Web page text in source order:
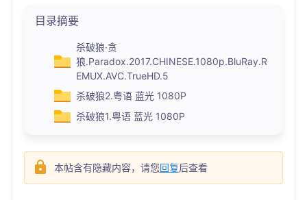
目录摘要
杀破狼·贪
狼.Paradox.2017.CHINESE.1080p.BluRay.R
EMUX.AVC.TrueHD.5
杀破狼2.粤语 蓝光 1080P
杀破狼1.粤语 蓝光 1080P
本帖含有隐藏内容，请您回复后查看